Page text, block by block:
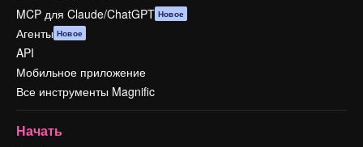
MCP для Claude/ChatGPT Новое
Агенты Новое
API
Мобильное приложение
Все инструменты Magnific
Начать